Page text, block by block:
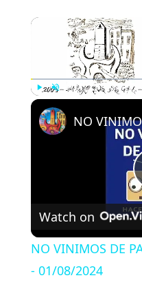
Watch on
NO VINIMOS DE
- 01/08/2024